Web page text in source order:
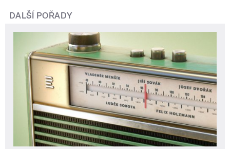
DALŠÍ POŘADY